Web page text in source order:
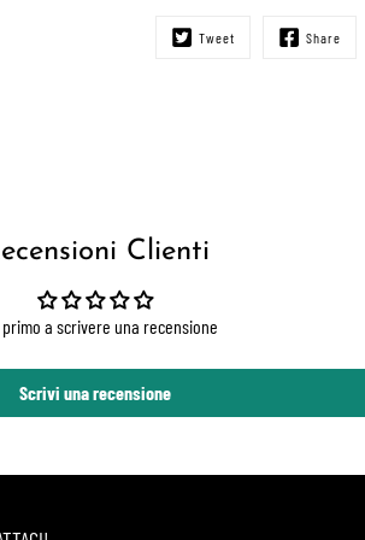
Tweet Share
Clienti
a scrivere una recensione
Scrivi una recensione